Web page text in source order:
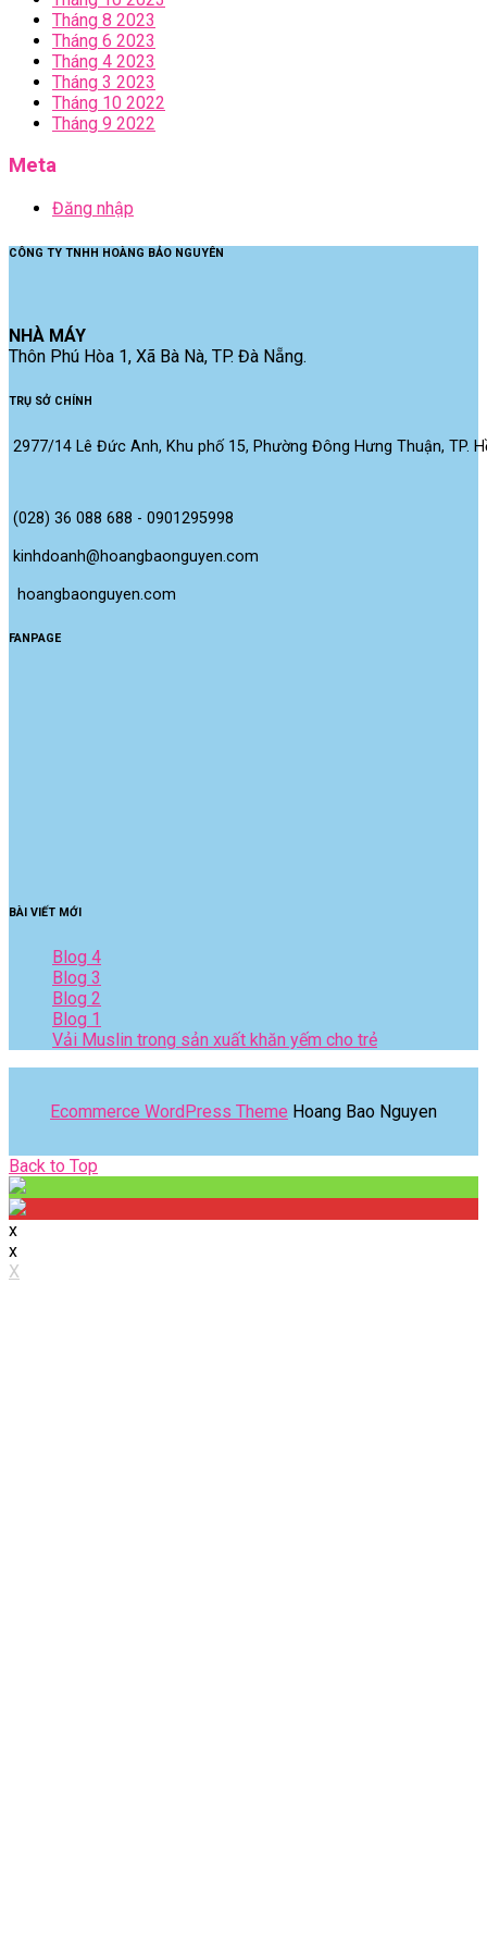
Tháng 8 2023
Tháng 6 2023
Tháng 4 2023
Tháng 3 2023
Tháng 10 2022
Tháng 9 2022
Meta
Đăng nhập
CÔNG TY TNHH HOÀNG BẢO NGUYÊN
NHÀ MÁY
Thôn Phú Hòa 1, Xã Bà Nà, TP. Đà Nẵng.
TRỤ SỞ CHÍNH
2977/14 Lê Đức Anh, Khu phố 15, Phường Đông Hưng Thuận, TP.
(028) 36 088 688 - 0901295998
kinhdoanh@hoangbaonguyen.com
hoangbaonguyen.com
FANPAGE
BÀI VIẾT MỚI
Blog 4
Blog 3
Blog 2
Blog 1
Vải Muslin trong sản xuất khăn yếm cho trẻ
Ecommerce WordPress Theme Hoang Bao Nguyen
Back to Top
x
x
X